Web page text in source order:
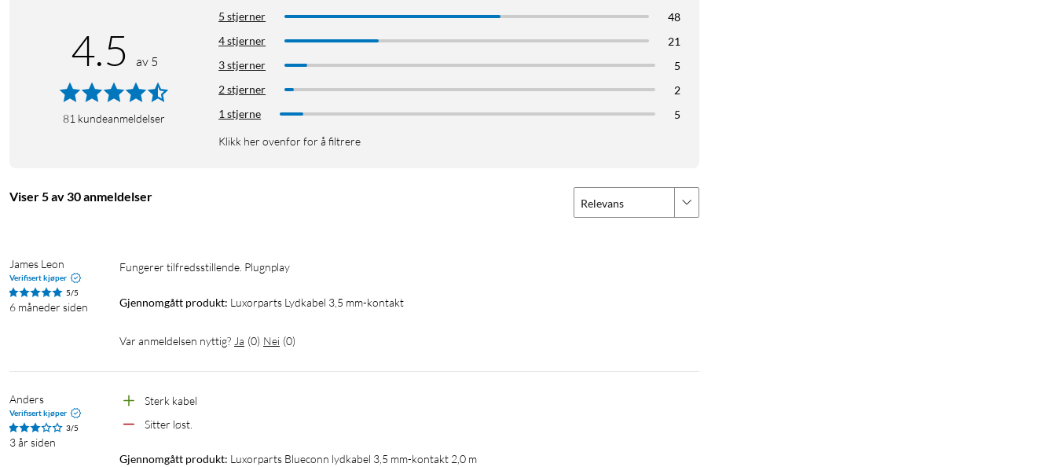
4.5 av 5
81 kundeanmeldelser
5 stjerner
48
4 stjerner
21
3 stjerner
5
2 stjerner
2
1 stjerne
5
Klikk her ovenfor for å filtrere
Viser 5 av 30 anmeldelser Relevans
James Leon
Verifisert kjøper
5/5
6 måneder siden
Fungerer tilfredsstillende. Plugnplay
Gjennomgått produkt: Luxorparts Lydkabel 3,5 mm-kontakt
Var anmeldelsen nyttig? Ja (0) Nei (0)
Anders
Verifisert kjøper
3/5
3 år siden
Sterk kabel
Sitter løst.
Gjennomgått produkt: Luxorparts Blueconn lydkabel 3,5 mm-kontakt 2,0 m